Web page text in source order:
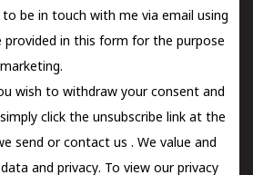
be in touch with me via email using
in this form for the purpose
wish to withdraw your consent and
click the unsubscribe link at the
send orcontact us . We value and
and privacy. To view our privacy